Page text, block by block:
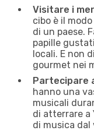
Visitare i
cibo è il
di un paese.
papille
locali. E non
gourmet nei
Partecipare
hanno una
musicali
di atterrare a
di musica